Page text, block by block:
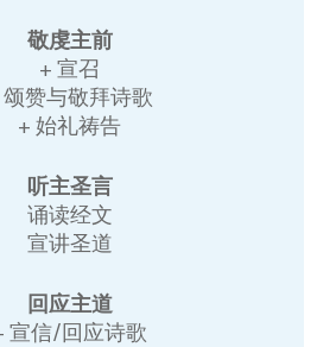
敬虔主前
+ 宣召
颂赞与敬拜诗歌
+ 始礼祷告
听主圣言
诵读经文
宣讲圣道
回应主道
宣信/回应诗歌